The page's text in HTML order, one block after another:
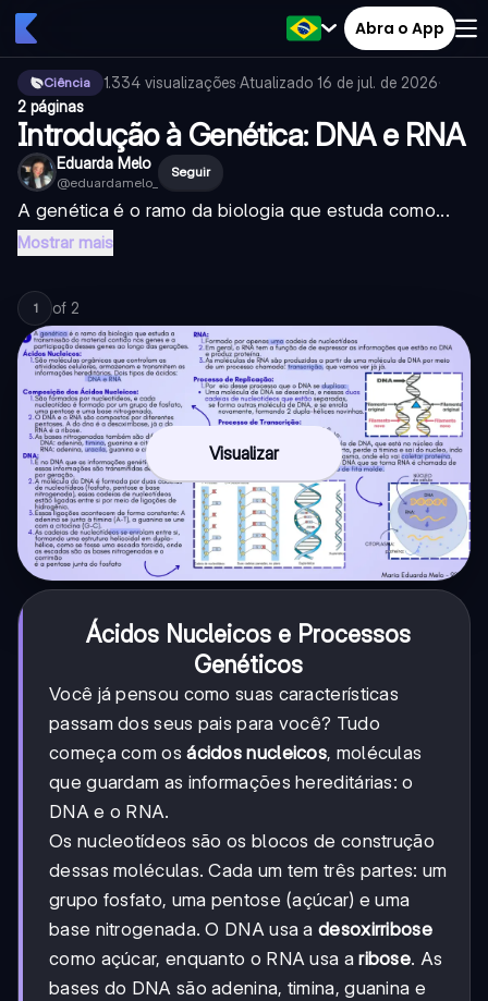
Abra o App
Ciência 1.334 visualizações·Atualizado 16 de jul. de 2026·
2 páginas
Introdução à Genética: DNA e RNA
Eduarda Melo
@eduardamelo_
Seguir
A genética é o ramo da biologia que estuda como...
Mostrar mais
1 of 2
Visualizar
Ácidos Nucleicos e Processos
Genéticos
Você já pensou como suas características
passam dos seus pais para você? Tudo
começa com osácidos nucleicos, moléculas
que guardam as informações hereditárias: o
DNA e o RNA.
Os nucleotídeos são os blocos de construção
dessas moléculas. Cada um tem três partes: um
grupo fosfato, uma pentose (açúcar) e uma
base nitrogenada. O DNA usa adesoxirribose
como açúcar, enquanto o RNA usa aribose. As
bases do DNA são adenina, timina, guanina e